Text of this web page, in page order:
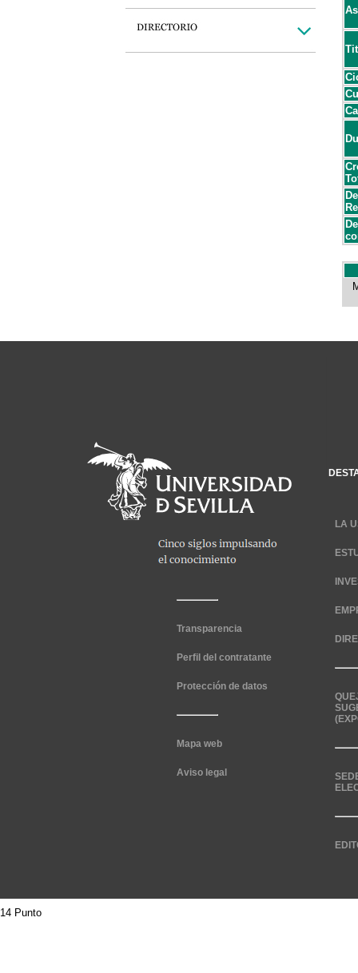
Transparencia
Perfil del contratante
Protección de datos
Mapa web
Aviso legal
LA
14 Punto